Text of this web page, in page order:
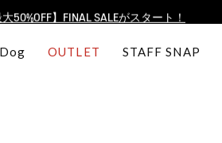
大50%OFF】FINAL SALEがスタート！
CLUB ポイントサービス終了のお知らせ
Dog OUTLET STAFF SNAP